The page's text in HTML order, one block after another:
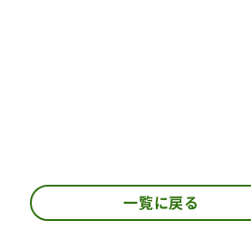
一覧に戻る